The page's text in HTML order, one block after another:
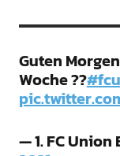
Guten
Woche ??
— 1. FC